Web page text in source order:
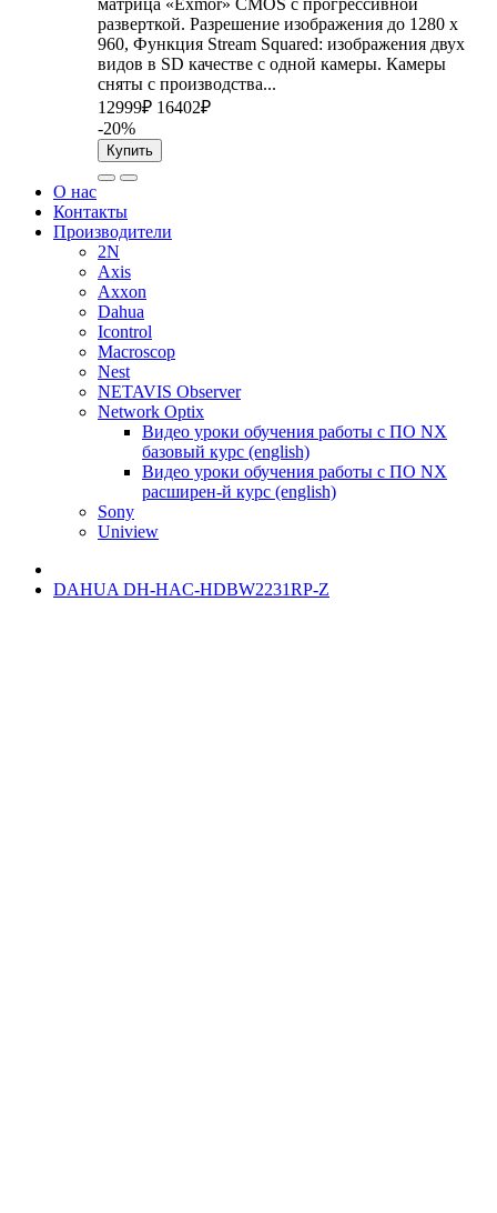
разверткой. Разрешение изображения до 1280 x
960, Функция Stream Squared: изображения двух
видов в SD качестве с одной камеры. Камеры
сняты с производства...
12999₽ 16402₽
-20%
Купить
О нас
Контакты
Производители
2N
Axis
Axxon
Dahua
Icontrol
Macroscop
Nest
NETAVIS Observer
Network Optix
Видео уроки обучения работы с ПО NX
базовый курс (english)
Видео уроки обучения работы с ПО NX
расширен-й курс (english)
Sony
Uniview
DAHUA DH-HAC-HDBW2231RP-Z